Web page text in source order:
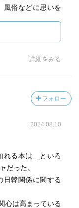
風俗などに思いを
わるようになっ
こかほかの外国と
援者たちがその
なる光復会が反対
科書においては
て主役が男性で女
「慰安婦」に代
なる。これって
なんか「ジェン
ると思う。そん
分野に注力して
じられる。
詳細をみる
フォロー
2024.08.10
れる本は…といろ
だった。
日韓関係に関する
心は高まっている